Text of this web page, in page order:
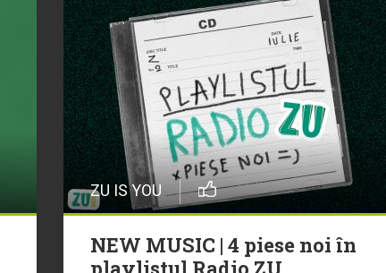
ZU IS YOU
NEW MUSIC | 4 piese noi în